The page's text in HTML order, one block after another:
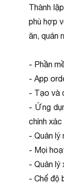
Thành
phù hợp
ăn, quán
- Phần
- App
- Tạo và
- Ứng
chính
- Quản lý
- Mọi
- Quản lý
- Chế độ